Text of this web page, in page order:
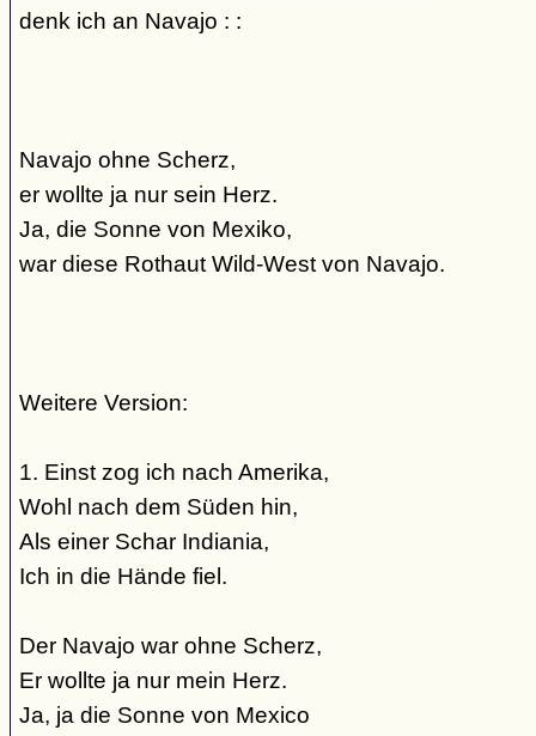
denk ich an Navajo : :
Navajo ohne Scherz,
er wollte ja nur sein Herz.
Ja, die Sonne von Mexiko,
war diese Rothaut Wild-West von Navajo.
Weitere Version:
1. Einst zog ich nach Amerika,
Wohl nach dem Süden hin,
Als einer Schar Indiania,
Ich in die Hände fiel.
Der Navajo war ohne Scherz,
Er wollte ja nur mein Herz.
Ja, ja die Sonne von Mexico